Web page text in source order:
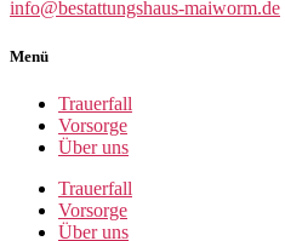
info@bestattungshaus-maiworm.de
Menü
Trauerfall
Vorsorge
Über uns
Trauerfall
Vorsorge
Über uns